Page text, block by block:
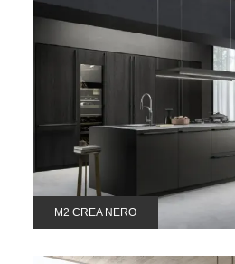
M2 CREA NERO